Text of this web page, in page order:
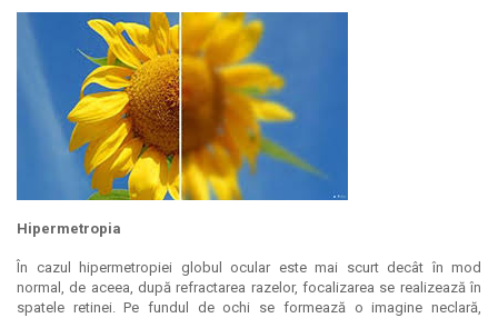
Hipermetropia
În cazul hipermetropiei globul ocular este mai scurt decât în mod
normal, de aceea, după refractarea razelor, focalizarea se realizează în
spatele retinei. Pe fundul de ochi se formează o imagine neclară,